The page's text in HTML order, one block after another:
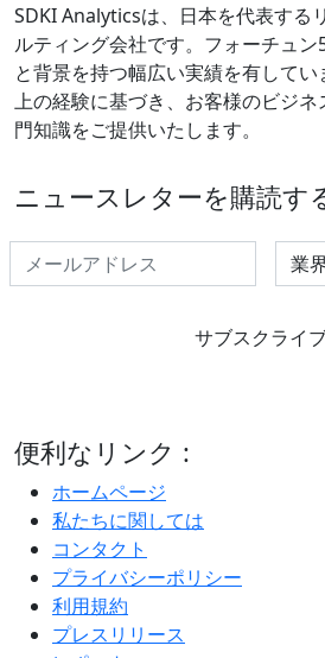
SDKI Analyticsは、日本を代表する
ルティング会社です。フォーチュ
と背景を持つ幅広い実績を有して
上の経験に基づき、お客様のビジ
門知識をご提供いたします。
ニュースレターを購読す
サブスクライ
便利なリンク :
ホームページ
私たちに関しては
コンタクト
プライバシーポリシー
利用規約
プレスリリース